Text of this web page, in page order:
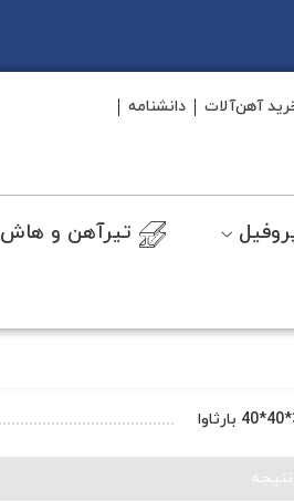
آهن‌آلات دانشنامه
تیرآهن و هاش